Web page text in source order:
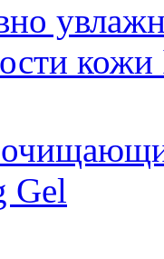
Gel